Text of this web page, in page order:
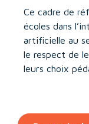
Ce cadre de
écoles dans
artificielle au
le respect de
leurs choix